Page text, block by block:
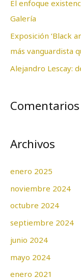
r
:
El enfoque
Galería
Exposición ‘Black
más vanguardista
Alejandro Lescay:
Archivos
enero 2025
noviembre 2024
octubre 2024
septiembre 2024
junio 2024
mayo 2024
enero 2021